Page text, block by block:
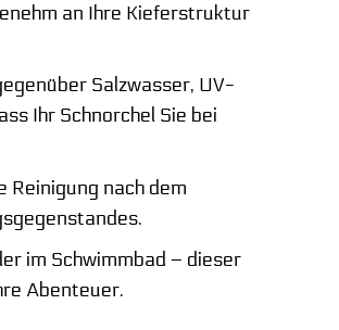
an Ihre Kieferstruktur
Salzwasser, UV-
Ihr Schnorchel Sie bei
Reinigung nach dem
im Schwimmbad – dieser
Abenteuer.